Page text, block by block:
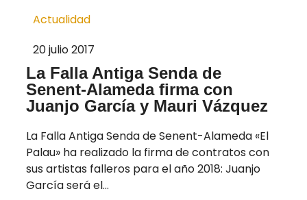
Actualidad
20 julio 2017
La Falla Antiga Senda de
Senent-Alameda firma con
Juanjo García y Mauri Vázquez
La Falla Antiga Senda de Senent-Alameda «El
Palau» ha realizado la firma de contratos con
sus artistas falleros para el año 2018: Juanjo
García será el...